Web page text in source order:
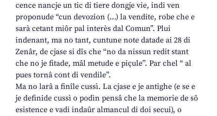
cence nancje un tic di tiere dongje vie, indi ven
proponude “cun devozion (…) la vendite, robe che e
sarà cetant miôr pal interès dal Comun”. Plui
indenant, ma no tant, cuntune note datade ai 28 di
Zenâr, de cjase si dîs che “no da nissun redit stant
che no je fitade, mâl metude e piçule”. Par chel “ al
pues tornâ cont di vendile”.
Ma no larâ a finîle cussì. La cjase e je antighe (e se e
je definide cussì o podìn pensâ che la memorie de sô
esistence e vadi indaûr almancul di doi secui), o